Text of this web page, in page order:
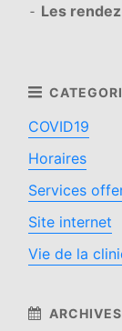
⁃ Les
COVID19
Horaires
Services
Site internet
Vie de la